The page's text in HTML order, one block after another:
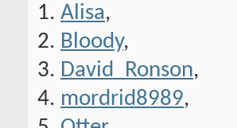
Alisa,
Bloody,
David_Ronson,
mordrid8989,